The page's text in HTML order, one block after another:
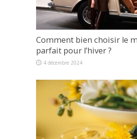
Comment bien choisir le
parfait pour l’hiver ?
4 décembre 2024